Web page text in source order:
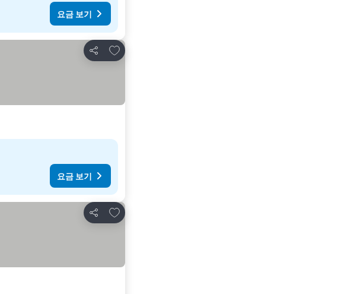
요금 보기
공유
즐겨찾기에 추가
요금 보기
공유
즐겨찾기에 추가